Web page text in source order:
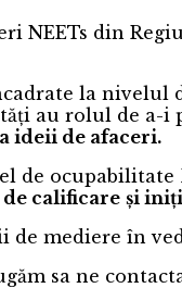
NEETs din
la nivelul
au rolul de a-i
ideii de afaceri.
de ocupabilitate
calificare și
de mediere în
sa ne